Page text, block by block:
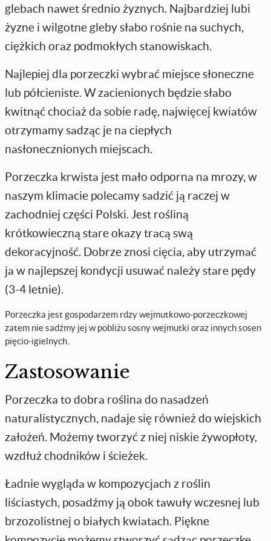
glebach nawet średnio żyznych. Najbardziej lubi
żyzne i wilgotne gleby słabo rośnie na suchych,
ciężkich oraz podmokłych stanowiskach.
Najlepiej dla porzeczki wybrać miejsce słoneczne
lub półcieniste. W zacienionych będzie słabo
kwitnąć chociaż da sobie radę, najwięcej kwiatów
otrzymamy sadząc je na ciepłych
nasłonecznionych miejscach.
Porzeczka krwista jest mało odporna na mrozy, w
naszym klimacie polecamy sadzić ją raczej w
zachodniej części Polski. Jest rośliną
krótkowieczną stare okazy tracą swą
dekoracyjność. Dobrze znosi cięcia, aby utrzymać
ja w najlepszej kondycji usuwać należy stare pędy
(3-4 letnie).
Porzeczka jest gospodarzem rdzy wejmutkowo-porzeczkowej
zatem nie sadźmy jej w pobliżu sosny wejmutki oraz innych sosen
pięcio-igielnych.
Zastosowanie
Porzeczka to dobra roślina do nasadzeń
naturalistycznych, nadaje się również do wiejskich
założeń. Możemy tworzyć z niej niskie żywopłoty,
wzdłuż chodników i ścieżek.
Ładnie wygląda w kompozycjach z roślin
liściastych, posadźmy ją obok tawuły wczesnej lub
brzozolistnej o białych kwiatach. Piękne